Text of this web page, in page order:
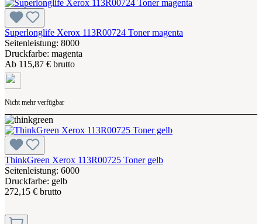
Superlonglife Xerox 113R00724 Toner magenta
Seitenleistung: 8000
Druckfarbe: magenta
Ab 115,87 € brutto
Nicht mehr verfügbar
ThinkGreen Xerox 113R00725 Toner gelb
Seitenleistung: 6000
Druckfarbe: gelb
272,15 € brutto